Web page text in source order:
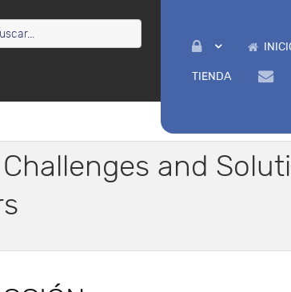
TIENDA
Challenges and